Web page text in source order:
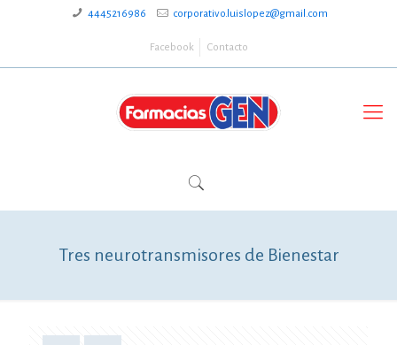
4445216986 corporativo.luislopez@gmail.com
Facebook Contacto
Tres neurotransmisores de Bienestar